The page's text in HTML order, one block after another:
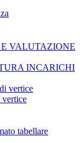
VALUTAZIONE
INCARICHI
vertice
tabellare